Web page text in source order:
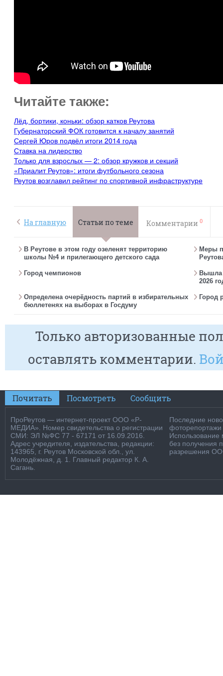
Читайте также:
Лёд, бортики, коньки: обзор катков Реутова
Губернаторский ФОК готовится к началу занятий
Сергей Юров подвёл итоги 2014 года
Ставка на лидерство
Только для взрослых — 2: обзор кружков и секций
«Приалит Реутов»: итоги футбольного сезона
Реутов возглавил рейтинг по спортивной инфраструктуре
На главную Статьи по теме Комментарии 0
В Реутове в этом году озеленят территорию
школы №4 и прилегающего детского сада
Меры
Город чемпионов
Вышла
2026
Определена очерёдность партий в избирательных
бюллетенях на выборах в Госдуму
Город
Только авторизованные
оставлять комментарии.
Почитать Посмотреть Сообщить
ПроРеутов — интернет-проект ООО «Р-
МЕДИА». Номер свидетельства о регистрации
СМИ: ЭЛ №ФС 77 - 67171 от 16.09.2016.
Адрес учредителя, издательства, редакции:
143965, г. Реутов Московской обл., ул.
Молодёжная, д. 1. Главный редактор К. А.
Сагань.
Последние
фоторепортажи
Использование
без получения
разрешения